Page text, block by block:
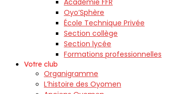
Académie FFR
Oyo’Sphère
École Technique Privée
Section collège
Section lycée
Formations professionnelles
Votre club
Organigramme
L’histoire des Oyomen